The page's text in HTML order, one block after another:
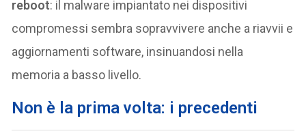
reboot: il malware impiantato nei dispositivi
compromessi sembra sopravvivere anche a riavvii e
aggiornamenti software, insinuandosi nella
memoria a basso livello.
Non è la prima volta: i precedenti